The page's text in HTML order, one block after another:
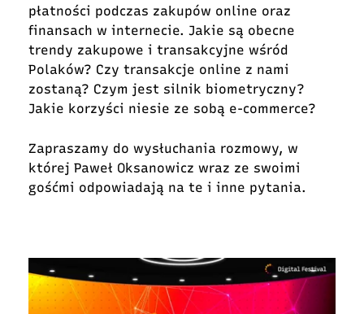
płatności podczas zakupów online oraz
finansach w internecie. Jakie są obecne
trendy zakupowe i transakcyjne wśród
Polaków? Czy transakcje online z nami
zostaną? Czym jest silnik biometryczny?
Jakie korzyści niesie ze sobą e-commerce?
Zapraszamy do wysłuchania rozmowy, w
której Paweł Oksanowicz wraz ze swoimi
gośćmi odpowiadają na te i inne pytania.